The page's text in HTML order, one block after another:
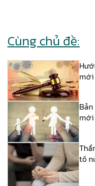
Cùng chủ đề:
mới
mới
tố